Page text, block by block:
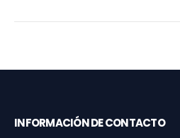
INFORMACIÓN DE CONTACTO